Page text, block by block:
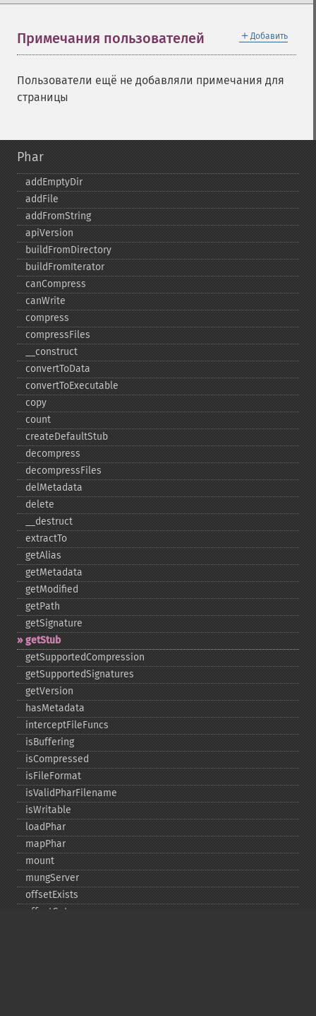
＋ Добавить
Примечания пользователей
Пользователи ещё не добавляли примечания для
страницы
Phar
addEmptyDir
addFile
addFromString
apiVersion
buildFromDirectory
buildFromIterator
canCompress
canWrite
compress
compressFiles
_​_​construct
convertToData
convertToExecutable
copy
count
createDefaultStub
decompress
decompressFiles
delMetadata
delete
_​_​destruct
extractTo
getAlias
getMetadata
getModified
getPath
getSignature
getStub
getSupportedCompression
getSupportedSignatures
getVersion
hasMetadata
interceptFileFuncs
isBuffering
isCompressed
isFileFormat
isValidPharFilename
isWritable
loadPhar
mapPhar
mount
mungServer
offsetExists
offsetGet